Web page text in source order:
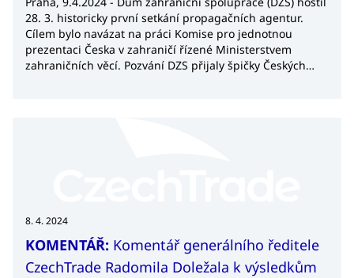
28. 3. historicky první setkání propagačních agentur.
Cílem bylo navázat na práci Komise pro jednotnou
prezentaci Česka v zahraničí řízené Ministerstvem
zahraničních věcí. Pozvání DZS přijaly špičky Českých
8. 4. 2024
KOMENTÁŘ: Komentář generálního ředitele
CzechTrade Radomila Doležala k výsledkům